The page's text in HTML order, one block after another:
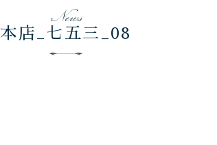
本店_七五三_08